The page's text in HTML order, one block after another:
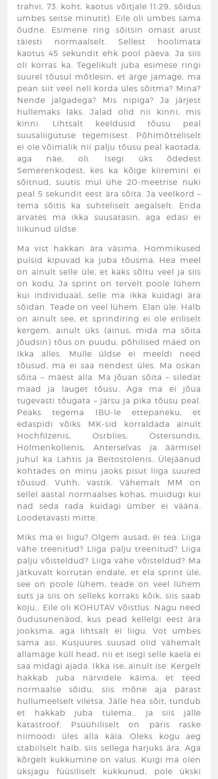
trahvi, 73. koht, kaotus võitjale 11:29, sõidus
umbes seitse minutit). Eile oli umbes sama
õudne. Esimene ring sõitsin omast arust
täiesti normaalselt. Sellest hoolimata
kaotus 45 sekundit ehk pool päeva. Ja siis
oli korras ka. Tegelikult juba esimese ringi
suurel tõusul mõtlesin, et ärge jamage, ma
pean siit veel neli korda üles sõitma? Mina?
Nende jalgadega? Mis nipiga? Ja järjest
hullemaks läks. Jalad olid nii kinni, mis
kinni. Lihtsalt keeldusid tõusu peal
suusaliigutuse tegemisest. Põhimõtteliselt
ei ole võimalik nii palju tõusu peal kaotada,
aga näe, oli. Isegi üks õdedest
Semerenkodest, kes ka kõige kiiremini ei
sõitnud, suutis mul ühe 20-meetrise nuki
peal 5 sekundit eest ära sõita. Ja veelkord –
tema sõitis ka suhteliselt aegalselt. Enda
arvates ma ikka suusatasin, aga edasi ei
liikunud üldse.
Ma vist hakkan ära väsima. Hommikused
pulsid kipuvad ka juba tõusma. Hea meel
on ainult selle üle, et kaks sõitu veel ja siis
on kodu. Ja sprint on tervelt poole lühem
kui individuaal, selle ma ikka kuidagi ära
sõidan. Teade on veel lühem. Elan üle. Halb
on ainult see, et sprindiring ei ole eriliselt
kergem, ainult üks (ainus, mida ma sõita
jõudsin) tõus on puudu, põhilised mäed on
ikka alles. Mulle üldse ei meeldi need
tõusud, ma ei saa nendest üles. Ma oskan
sõita – mäest alla. Ma jõuan sõita – siledat
maad ja lauget tõusu. Aga ma ei jõua
tugevasti tõugata – järsu ja pika tõusu peal.
Peaks tegema IBU-le ettepaneku, et
edaspidi võiks MK-sid korraldada ainult
Hochfilzenis, Osrblies, Östersundis,
Holmenkollenis, Anterselvas ja äärmisel
juhul ka Lahtis ja Beitostolenis. Ülejäänud
kohtades on minu jaoks pisut liiga suured
tõusud. Vuhh, vastik. Vähemalt MM on
sellel aastal normaalses kohas, muidugi kui
nad seda rada kuidagi ümber ei vääna.
Loodetavasti mitte.
Miks ma ei liigu? Olgem ausad, ei tea. Liiga
vähe treenitud? Liiga palju treenitud? Liiga
palju võisteldud? Liiga vähe võisteldud? Ma
jätkuvalt korrutan endale, et ela sprint üle,
see on poole lühem, teade on veel lühem
suts ja siis on selleks korraks kõik, siis saab
koju… Eile oli KOHUTAV võistlus. Nagu need
õudusunenäod, kus pead kellelgi eest ära
jooksma, aga lihtsalt ei liigu. Vot umbes
sama asi. Kusjuures suusad olid vähemalt
allamäge küll head, nii et isegi selle kaela ei
saa midagi ajada. Ikka ise, ainult ise. Kergelt
hakkab juba närvidele käima, et teed
normaalse sõidu, siis mõne aja pärast
hullumeelselt viletsa. Jälle hea sõit, tundub
et hakkab juba tulema… ja siis jälle
katastroof. Psüühiliselt on päris raske
niimoodi üles alla käia. Oleks kogu aeg
stabiilselt halb, siis sellega harjuks ära. Aga
kõrgelt kukkumine on valus. Kuigi ma olen
üksjagu füüsiliselt kukkunud, pole ükski